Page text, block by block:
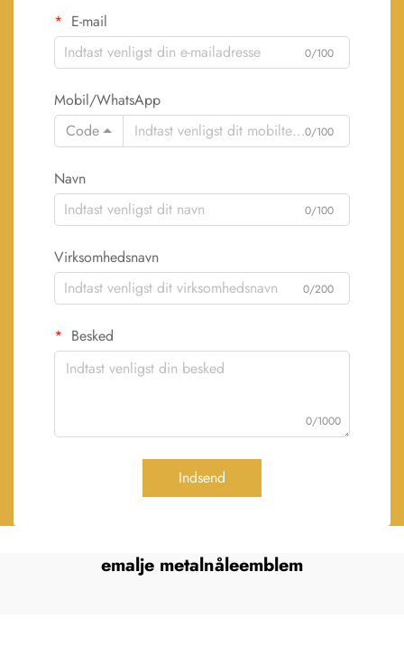
E-mail
0/100
Mobil/WhatsApp
Code
0/100
Navn
0/100
Virksomhedsnavn
0/200
Besked
0/1000
Indsend
emalje metalnåleemblem